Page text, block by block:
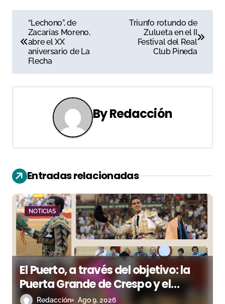
a
e
c
i
ó
n
d
e
e
n
“Lechono”, de
Zacarías Moreno,
abre el XX
aniversario de La
Flecha
Triunfo rotundo de
Zulueta en el II
Festival del Real
Club Pineda
ByRedacción
Entradas relacionadas
NOTICIAS
El Puerto, a través del objetivo: la
Puerta Grande de Crespo y el
aroma de Morante
Redacción Ago 9, 2026